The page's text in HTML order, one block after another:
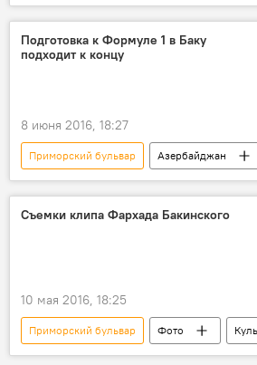
Происшествия в Азербайджане
Происшествия
ЖИЗНЬ
Азербайджан
Подготовка к Формуле 1 в Баку
подходит к концу
8 июня 2016, 18:27
Приморский бульвар
Азербайджан
Спорт
Новости
Фото
ЖИЗНЬ
Съемки клипа Фархада Бакинского
10 мая 2016, 18:25
Приморский бульвар Фото
МУЛЬТИМЕДИА
ЖИЗНЬ